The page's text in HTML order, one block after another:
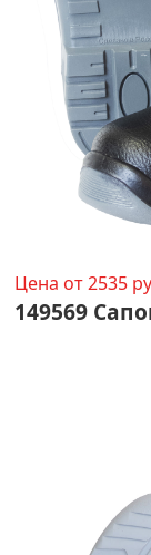
Цена от 2535
149569